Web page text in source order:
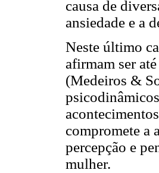
causa de
ansiedade e a
Neste último
afirmam ser
(Medeiros &
compromete a
percepção e
mulher.